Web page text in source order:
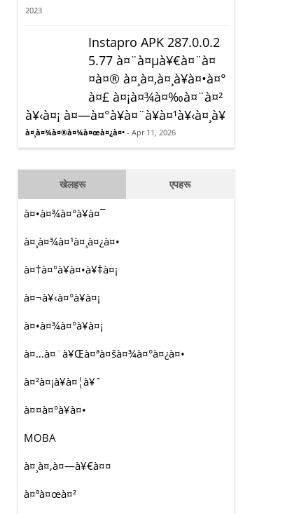
2023
Instapro APK 287.0.0.2
5.77 à¤¨à¤µà¥€à¤¨à¤
¤à¤® à¤¸à¤‚à¤¸à¥à¤•à¤°
à¤£ à¤¡à¤¾à¤‰à¤¨à¤²
à¥‹à¤¡ à¤—à¤°à¥à¤¨à¥à¤¹à¥‹à¤¸à¥
à¤¸à¤¾à¤®à¤¾à¤œà¤¿à¤• - Apr 11, 2026
खेलहरू एपहरू
à¤•à¤¾à¤°à¥à¤¯
à¤¸à¤¾à¤¹à¤¸à¤¿à¤•
à¤†à¤°à¥à¤•à¥‡à¤¡
à¤¬à¥‹à¤°à¥à¤¡
à¤•à¤¾à¤°à¥à¤¡
à¤…à¤¨à¥Œà¤ªà¤šà¤¾à¤°à¤¿à¤•
à¤²à¤¡à¥à¤¦à¥ˆ
à¤¤à¤°à¥à¤•
MOBA
à¤¸à¤‚à¤—à¥€à¤¤
à¤ªà¤œà¤²